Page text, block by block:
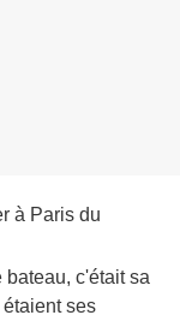
à Paris du
bateau, c'était sa
ses